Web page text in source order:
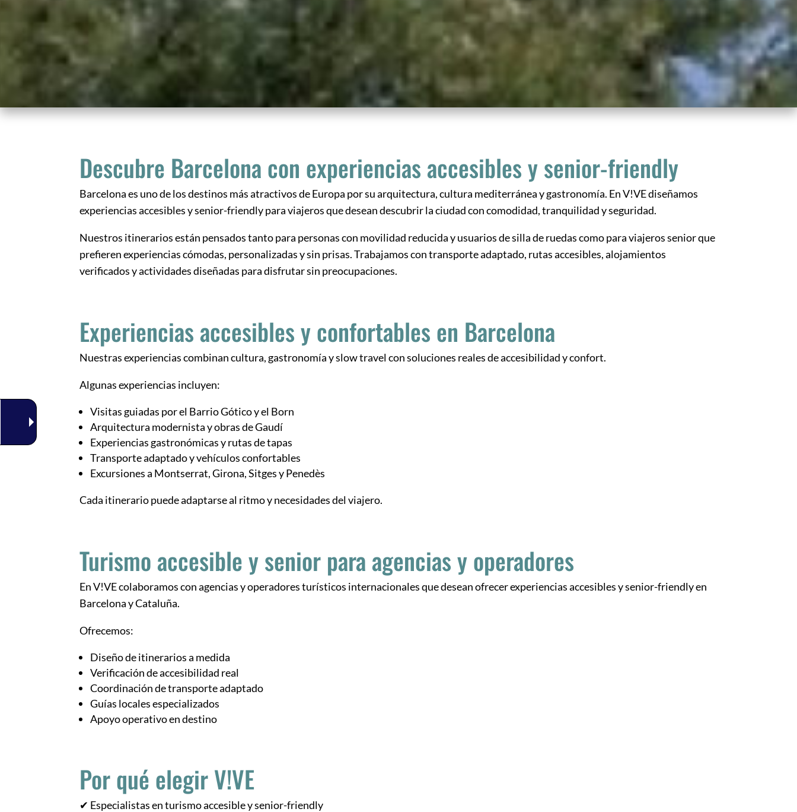
Descubre Barcelona con experiencias accesibles y senior-friendly
Barcelona es uno de los destinos más atractivos de Europa por su arquitectura, cultura mediterránea y gastronomía. En V!VE diseñamos
experiencias accesibles y senior-friendly para viajeros que desean descubrir la ciudad con comodidad, tranquilidad y seguridad.
Nuestros itinerarios están pensados tanto para personas con movilidad reducida y usuarios de silla de ruedas como para viajeros senior que
prefieren experiencias cómodas, personalizadas y sin prisas. Trabajamos con transporte adaptado, rutas accesibles, alojamientos
verificados y actividades diseñadas para disfrutar sin preocupaciones.
Experiencias accesibles y confortables en Barcelona
Nuestras experiencias combinan cultura, gastronomía y slow travel con soluciones reales de accesibilidad y confort.
Algunas experiencias incluyen:
Visitas guiadas por el Barrio Gótico y el Born
Arquitectura modernista y obras de Gaudí
Experiencias gastronómicas y rutas de tapas
Transporte adaptado y vehículos confortables
Excursiones a Montserrat, Girona, Sitges y Penedès
Cada itinerario puede adaptarse al ritmo y necesidades del viajero.
Turismo accesible y senior para agencias y operadores
En V!VE colaboramos con agencias y operadores turísticos internacionales que desean ofrecer experiencias accesibles y senior-friendly en
Barcelona y Cataluña.
Ofrecemos:
Diseño de itinerarios a medida
Verificación de accesibilidad real
Coordinación de transporte adaptado
Guías locales especializados
Apoyo operativo en destino
Por qué elegir V!VE
✔ Especialistas en turismo accesible y senior-friendly